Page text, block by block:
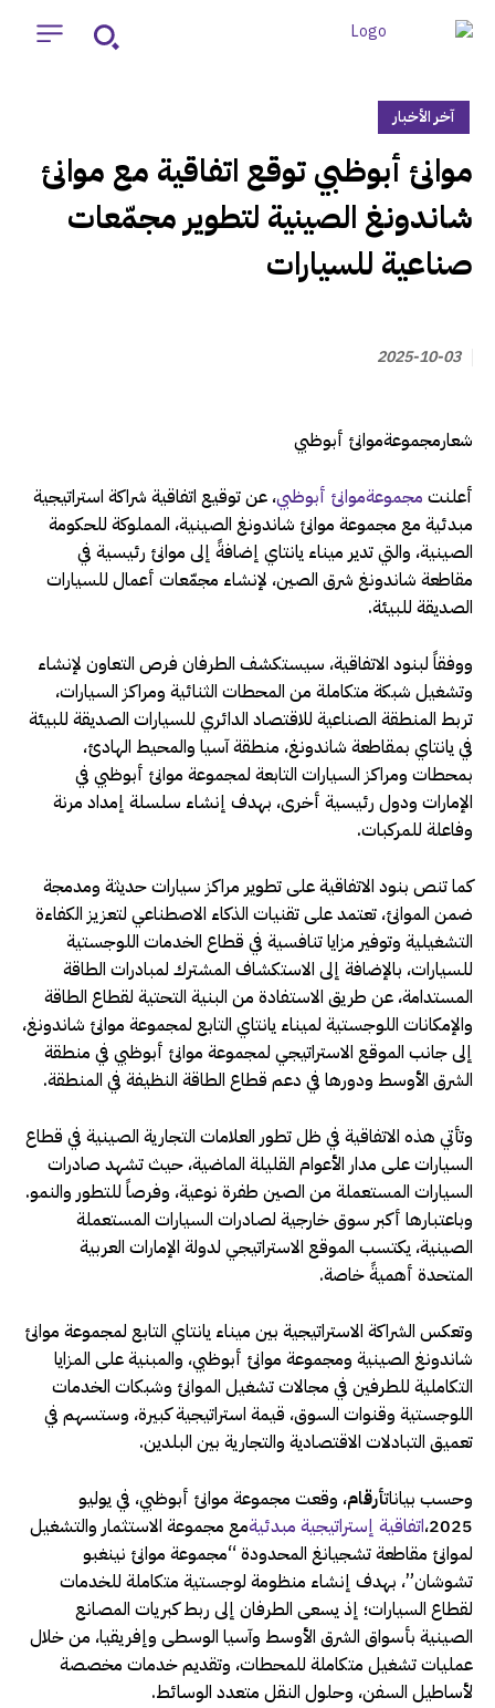
آخر الأخبار
‏موانئ أبوظبي توقع اتفاقية مع موانئ
شاندونغ الصينية لتطوير مجمّعات
صناعية للسيارات
2025-10-03
شعارمجموعةموانئ أبوظبي
أعلنت مجموعةموانئ أبوظبي، عن توقيع اتفاقية شراكة استراتيجية
مبدئية مع مجموعة موانئ شاندونغ الصينية، المملوكة للحكومة
الصينية، والتي تدير ميناء يانتاي إضافةً إلى موانئ رئيسية في
مقاطعة شاندونغ شرق الصين، لإنشاء مجمّعات أعمال للسيارات
الصديقة للبيئة.
ووفقاً لبنود الاتفاقية، سيستكشف الطرفان فرص التعاون لإنشاء
وتشغيل شبكة متكاملة من المحطات الثنائية ومراكز السيارات،
تربط المنطقة الصناعية للاقتصاد الدائري للسيارات الصديقة للبيئة
في يانتاي بمقاطعة شاندونغ، منطقة آسيا والمحيط الهادئ،
بمحطات ومراكز السيارات التابعة لمجموعة موانئ أبوظبي في
الإمارات ودول رئيسية أخرى، بهدف إنشاء سلسلة إمداد مرنة
وفاعلة للمركبات.
كما تنص بنود الاتفاقية على تطوير مراكز سيارات حديثة ومدمجة
ضمن الموانئ، تعتمد على تقنيات الذكاء الاصطناعي لتعزيز الكفاءة
التشغيلية وتوفير مزايا تنافسية في قطاع الخدمات اللوجستية
للسيارات، بالإضافة إلى الاستكشاف المشترك لمبادرات الطاقة
المستدامة، عن طريق الاستفادة من البنية التحتية لقطاع الطاقة
والإمكانات اللوجستية لميناء يانتاي التابع لمجموعة موانئ شاندونغ،
إلى جانب الموقع الاستراتيجي لمجموعة موانئ أبوظبي في منطقة
الشرق الأوسط ودورها في دعم قطاع الطاقة النظيفة في المنطقة.
وتأتي هذه الاتفاقية في ظل تطور العلامات التجارية الصينية في قطاع
السيارات على مدار الأعوام القليلة الماضية، حيث تشهد صادرات
السيارات المستعملة من الصين طفرة نوعية، وفرصاً للتطور والنمو.
وباعتبارها أكبر سوق خارجية لصادرات السيارات المستعملة
الصينية، يكتسب الموقع الاستراتيجي لدولة الإمارات العربية
المتحدة أهميةً خاصة.
وتعكس الشراكة الاستراتيجية بين ميناء يانتاي التابع لمجموعة موانئ
شاندونغ الصينية ومجموعة موانئ أبوظبي، والمبنية على المزايا
التكاملية للطرفين في مجالات تشغيل الموانئ وشبكات الخدمات
اللوجستية وقنوات السوق، قيمة استراتيجية كبيرة، وستسهم في
تعميق التبادلات الاقتصادية والتجارية بين البلدين.
وحسب بياناتأرقام، وقعت مجموعة موانئ أبوظبي، في يوليو
2025، اتفاقية إستراتيجية مبدئيةمع مجموعة الاستثمار والتشغيل
لموانئ مقاطعة تشجيانغ المحدودة “مجموعة موانئ نينغبو
تشوشان”، بهدف إنشاء منظومة لوجستية متكاملة للخدمات
لقطاع السيارات؛ إذ يسعى الطرفان إلى ربط كبريات المصانع
الصينية بأسواق الشرق الأوسط وآسيا الوسطى وإفريقيا، من خلال
عمليات تشغيل متكاملة للمحطات، وتقديم خدمات مخصصة
لأساطيل السفن، وحلول النقل متعدد الوسائط.